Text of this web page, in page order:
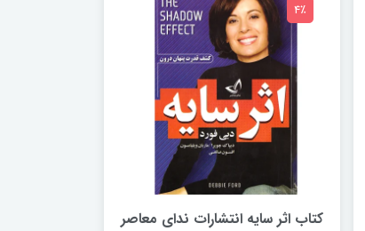
کتاب اثر سایه انتشارات ندای معاصر
4٪